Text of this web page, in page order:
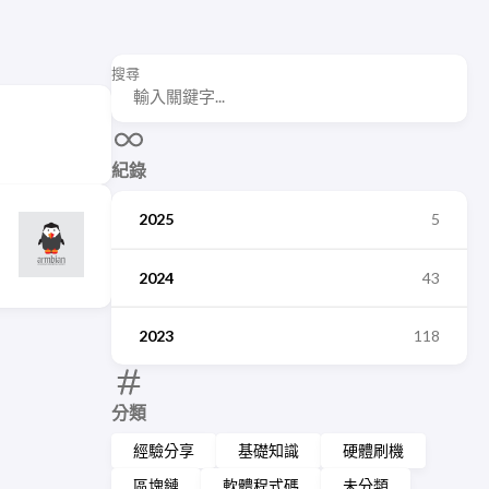
搜尋
紀錄
2025 5
2024 43
2023 118
分類
經驗分享 基礎知識
硬體刷機
區塊鏈
軟體程式碼
未分類